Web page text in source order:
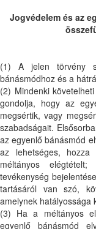
Jogvédelem és az
(1) A jelen törvény
bánásmódhoz és a
(2) Mindenki
gondolja, hogy az
megsértik, vagy
szabadságait.
az egyenlő bánásmód
az lehetséges,
méltányos
tevékenység
tartásáról van szó,
amelynek hatályossága
(3) Ha a méltányos
egyenlő bánásmód